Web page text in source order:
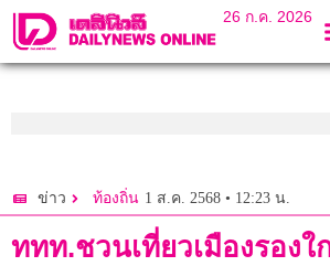
26 ก.ค. 2026
ข่าว ท้องถิ่น 1 ส.ค. 2568 • 12:23 น.
ททท.ชวนเที่ยวเมืองรองใ